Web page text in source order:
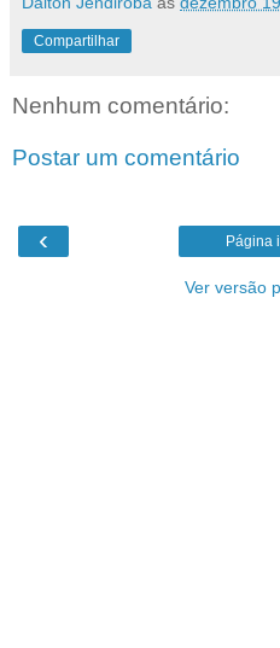
Compartilhar
Nenhum comentário:
Postar um comentário
‹ Página
Ver versão